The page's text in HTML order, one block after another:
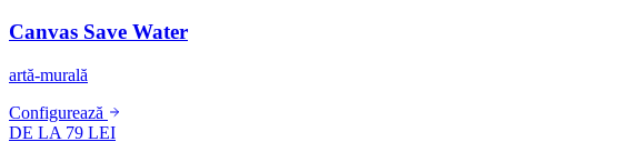
Canvas Save Water
artă-murală
Configurează
DE LA 79 LEI